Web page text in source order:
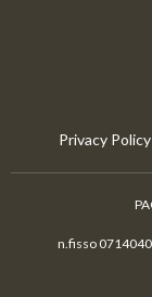
Privacy Policy
n.fisso